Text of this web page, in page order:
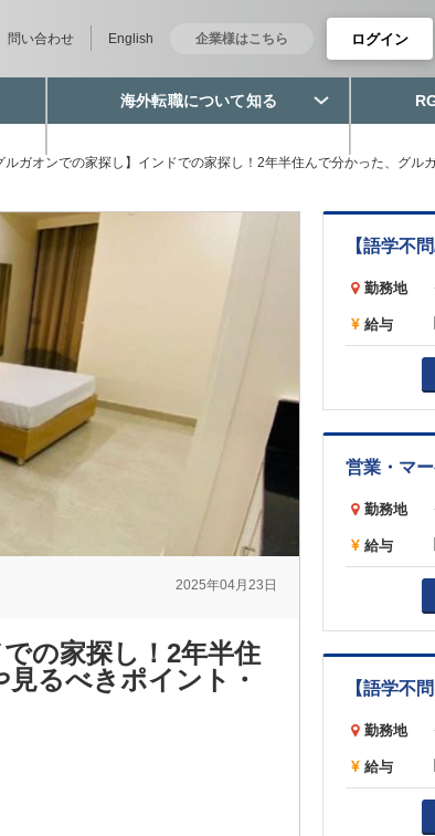
問い合わせ English 企業様はこちら ログイン
海外転職について知る
ルガオンでの家探し】インドでの家探し！2年半住んで分かった、グル
2025年04月23日
の家探し！2年半住
るべきポイント・
勤務地
給与
勤務地
給与
勤務地
給与